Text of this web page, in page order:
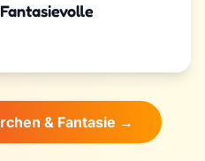
& Fantasie →